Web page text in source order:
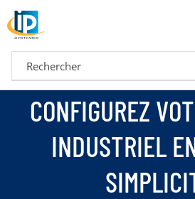
CONFIGUREZ
INDUSTRIEL